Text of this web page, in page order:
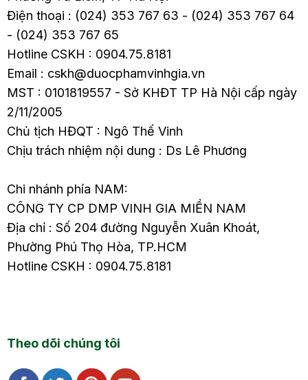
Điện thoại : (024) 353 767 63 - (024) 353 767 64
- (024) 353 767 65
Hotline CSKH : 0904.75.8181
Email : cskh@duocphamvinhgia.vn
MST : 0101819557 - Sở KHĐT TP Hà Nội cấp ngày
2/11/2005
Chủ tịch HĐQT : Ngô Thế Vinh
Chịu trách nhiệm nội dung : Ds Lê Phương
Chi nhánh phía NAM:
CÔNG TY CP DMP VINH GIA MIỀN NAM
Địa chỉ : Số 204 đường Nguyễn Xuân Khoát,
Phường Phú Thọ Hòa, TP.HCM
Hotline CSKH : 0904.75.8181
Theo dõi chúng tôi